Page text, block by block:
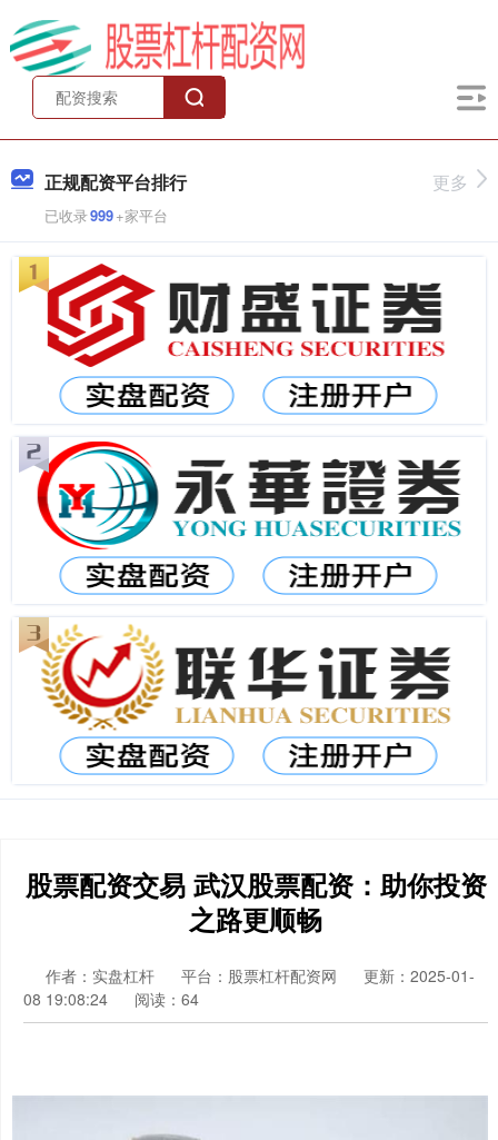
正规配资平台排行
已收录999+家平台
更多
股票配资交易 武汉股票配资：助你投资
之路更顺畅
作者：实盘杠杆 平台：股票杠杆配资网
更新：2025-01-
08 19:08:24
阅读：64